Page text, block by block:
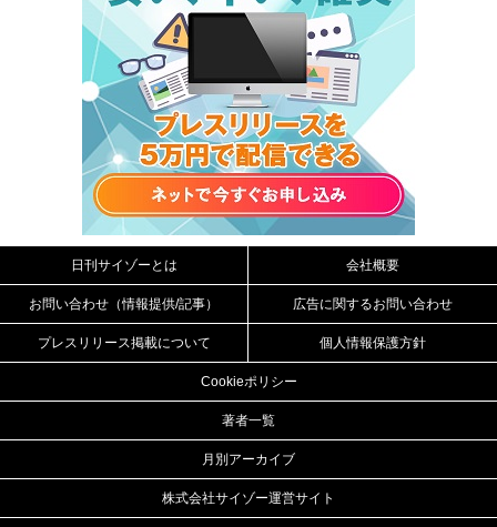
日刊サイゾーとは 会社概要
お問い合わせ（情報提供/記事） 広告に関するお問い合わせ
プレスリリース掲載について 個人情報保護方針
Cookieポリシー
著者一覧
月別アーカイブ
株式会社サイゾー運営サイト